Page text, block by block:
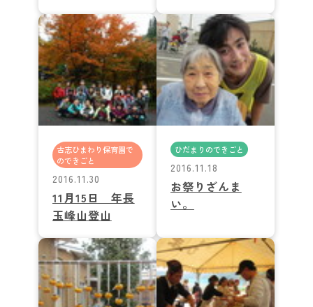
古志ひまわり保育園で
のできごと
2016.11.30
11月15日 年長
玉峰山登山
ひだまりのできごと
2016.11.18
お祭りざんま
い。